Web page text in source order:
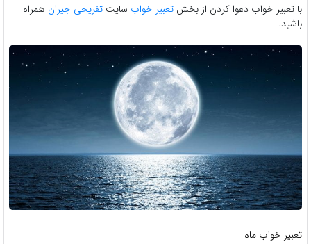
با تعبیر خواب دعوا کردن از بخش تعبیر خواب سایت تفریحی جیران همراه
باشید.
تعبیر خواب ماه